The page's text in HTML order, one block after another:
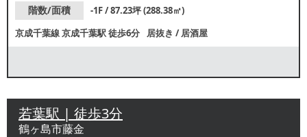
階数/面積
-1F / 87.23坪 (288.38㎡)
京成千葉線京成千葉駅徒歩6分 居抜き /居酒屋
若葉駅 | 徒歩3分
鶴ヶ島市藤金